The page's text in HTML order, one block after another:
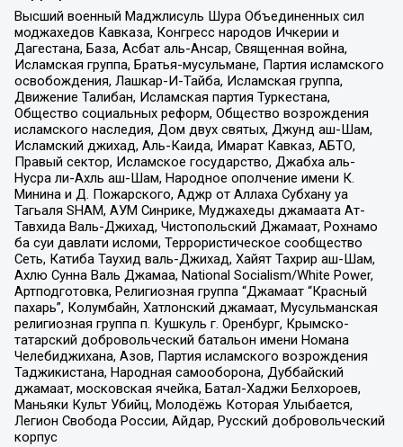
Высший военный Маджлисуль Шура Объединенных сил
моджахедов Кавказа, Конгресс народов Ичкерии и
Дагестана, База, Асбат аль-Ансар, Священная война,
Исламская группа, Братья-мусульмане, Партия исламского
освобождения, Лашкар-И-Тайба, Исламская группа,
Движение Талибан, Исламская партия Туркестана,
Общество социальных реформ, Общество возрождения
исламского наследия, Дом двух святых, Джунд аш-Шам,
Исламский джихад, Аль-Каида, Имарат Кавказ, АБТО,
Правый сектор, Исламское государство, Джабха аль-
Нусра ли-Ахль аш-Шам, Народное ополчение имени К.
Минина и Д. Пожарского, Аджр от Аллаха Субхану уа
Тагьаля SHAM, АУМ Синрике, Муджахеды джамаата Ат-
Тавхида Валь-Джихад, Чистопольский Джамаат, Рохнамо
ба суи давлати исломи, Террористическое сообщество
Сеть, Катиба Таухид валь-Джихад, Хайят Тахрир аш-Шам,
Ахлю Сунна Валь Джамаа, National Socialism/White Power,
Артподготовка, Религиозная группа “Джамаат “Красный
пахарь”, Колумбайн, Хатлонский джамаат, Мусульманская
религиозная группа п. Кушкуль г. Оренбург, Крымско-
татарский добровольческий батальон имени Номана
Челебиджихана, Азов, Партия исламского возрождения
Таджикистана, Народная самооборона, Дуббайский
джамаат, московская ячейка, Батал-Хаджи Белхороев,
Маньяки Культ Убийц, Молодёжь Которая Улыбается,
Легион Свобода России, Айдар, Русский добровольческий
корпус